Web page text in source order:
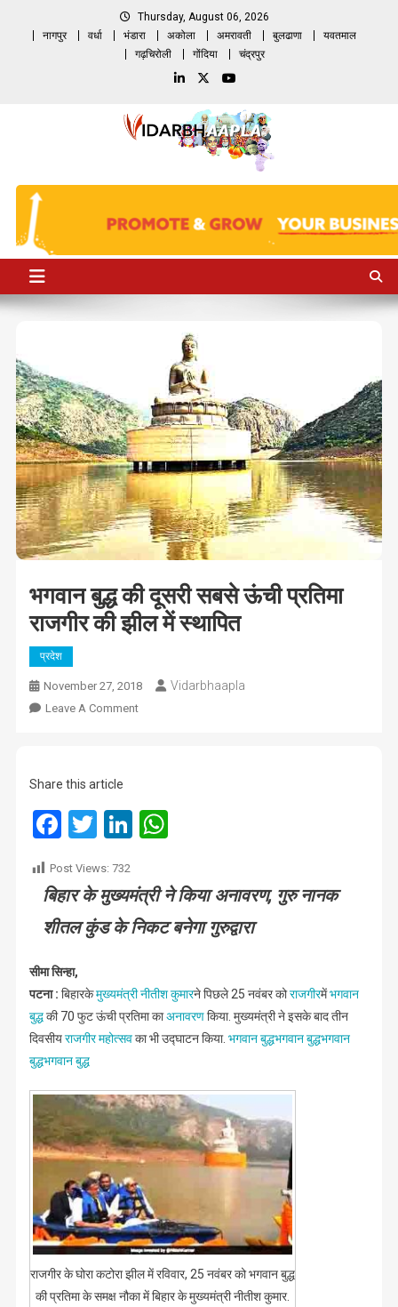
Thursday, August 06, 2026
नागपुर
वर्धा भंडारा अकोला अमरावती बुलढाणा
यवतमाल
गढ़चिरोली
गोंदिया चंद्रपुर
भगवान बुद्ध की दूसरी सबसे ऊंची प्रतिमा
राजगीर की झील में स्थापित
प्रदेश
November 27, 2018 Vidarbhaapla
Leave A CommentOn
सबसे
ऊंची
की
में
Share this article
Facebook
TwitterLinkedIn
WhatsApp
Post Views: 732
बिहार के मुख्यमंत्री ने किया अनावरण, गुरु नानक
शीतल कुंड के निकट बनेगा गुरुद्वारा
सीमा सिन्हा,
पटना : बिहारकेमुख्यमंत्री नीतीश कुमारने पिछले 25 नवंबर कोराजगीरमेंभगवान
बुद्धकी 70 फुट ऊंची प्रतिमा काअनावरणकिया. मुख्यमंत्री ने इसके बाद तीन
दिवसीयराजगीर महोत्सवका भी उद्घाटन किया. भगवान बुद्धभगवान बुद्धभगवान
बुद्धभगवान बुद्ध
राजगीर के घोरा कटोरा झील में रविवार, 25 नवंबर को भगवान बुद्ध
की प्रतिमा के समक्ष नौका में बिहार के मुख्यमंत्री नीतीश कुमार.